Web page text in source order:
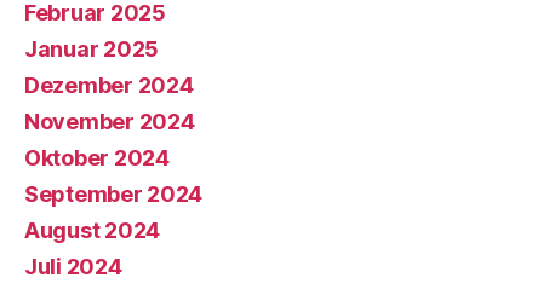
Februar 2025
Januar 2025
Dezember 2024
November 2024
Oktober 2024
September 2024
August 2024
Juli 2024